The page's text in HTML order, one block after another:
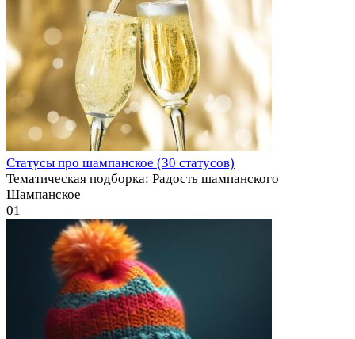
Статусы про шампанское (30 статусов)
Тематическая подборка: Радость шампанского
Шампанское
01